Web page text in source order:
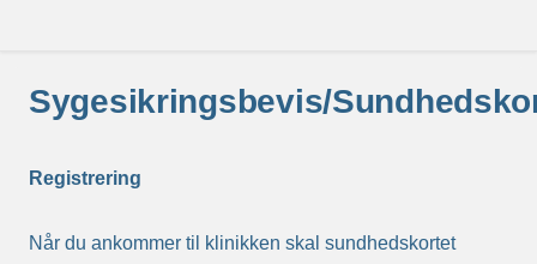
Sygesikringsbevis/
Registrering
Når du ankommer til klinikken skal sundhedskortet